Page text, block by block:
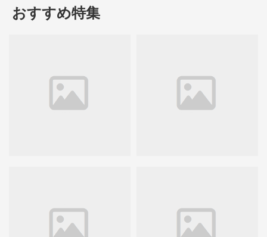
おすすめ特集